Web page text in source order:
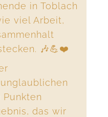
in Toblach
viel Arbeit,
🎶💪❤️
Punkten
das wir